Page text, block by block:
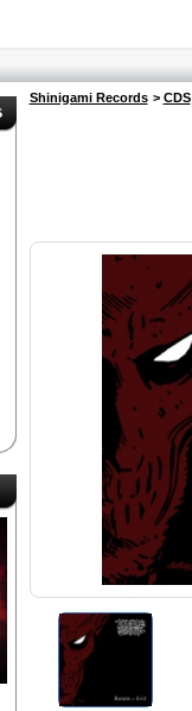
Shinigami Records > CDS